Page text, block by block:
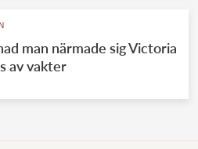
man närmade sig Victoria
av vakter